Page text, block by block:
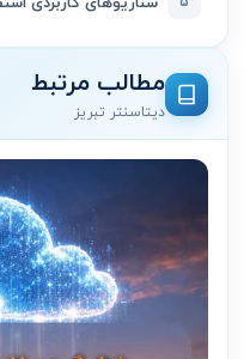
مطالب مرتبط
دیتاسنتر تبریز